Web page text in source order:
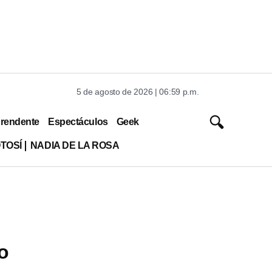
5 de agosto de 2026 | 06:59 p.m.
Espectáculos Geek
NADIA DE LA ROSA